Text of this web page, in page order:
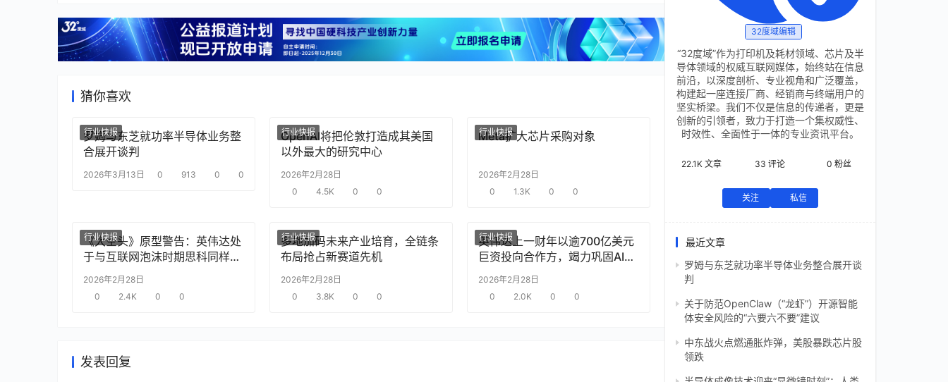
猜你喜欢
行业快报
罗姆与东芝就功率半导体业务整
合展开谈判
2026年3月13日 0 913 0 0
行业快报
OpenAI将把伦敦打造成其美国
以外最大的研究中心
2026年2月28日
0
4.5K 0 0
行业快报
Meta扩大芯片采购对象
2026年2月28日
0
1.3K 0 0
行业快报
《大空头》原型警告：英伟达处
于与互联网泡沫时期思科同样的
“危险境地”
2026年2月28日
0
2.4K 0 0
行业快报
多地加码未来产业培育，全链条
布局抢占新赛道先机
2026年2月28日
0
3.8K 0 0
行业快报
英伟达上一财年以逾700亿美元
巨资投向合作方，竭力巩固AI芯
片需求
2026年2月28日
0
2.0K 0 0
发表回复
32度域编辑
“32度域”作为打印机及耗材领域、芯片及半
导体领域的权威互联网媒体，始终站在信息
前沿，以深度剖析、专业视角和广泛覆盖，
构建起一座连接厂商、经销商与终端用户的
坚实桥梁。我们不仅是信息的传递者，更是
创新的引领者，致力于打造一个集权威性、
时效性、全面性于一体的专业资讯平台。
22.1K 文章 33 评论 0 粉丝
关注 私信
最近文章
罗姆与东芝就功率半导体业务整合展开谈
判
关于防范OpenClaw（“龙虾”）开源智能
体安全风险的“六要六不要”建议
中东战火点燃通胀炸弹，美股暴跌芯片股
领跌